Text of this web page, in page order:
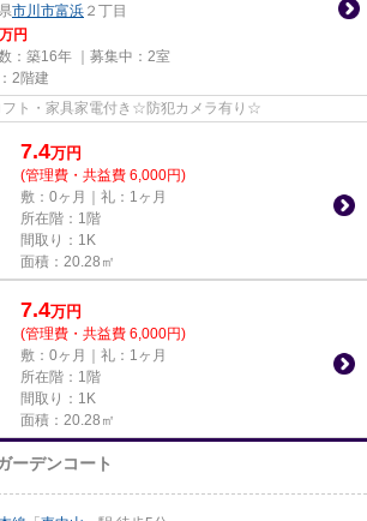
市川市富浜 ２丁目
万円
：築16年 ｜募集中： 2室
2階建
ト・家具家電付き☆防犯カメラ有り☆
7.4万円
(管理費・共益費 6,000円)
敷：0ヶ月｜礼：1ヶ月
所在階：1階
間取り：1K
面積：20.28㎡
7.4万円
(管理費・共益費 6,000円)
敷：0ヶ月｜礼：1ヶ月
所在階：1階
間取り：1K
面積：20.28㎡
ーデンコート